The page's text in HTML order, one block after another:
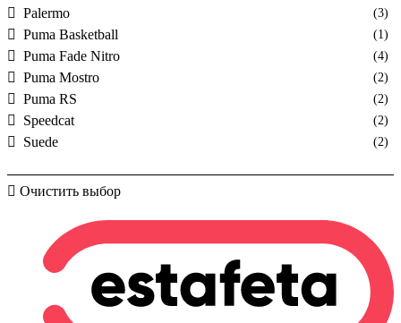
Palermo (3)
Puma Basketball (1)
Puma Fade Nitro (4)
Puma Mostro (2)
Puma RS (2)
Speedcat (2)
Suede (2)
Очистить выбор